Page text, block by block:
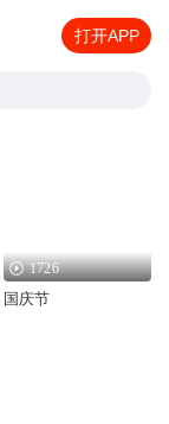
打开APP
1726
国庆节